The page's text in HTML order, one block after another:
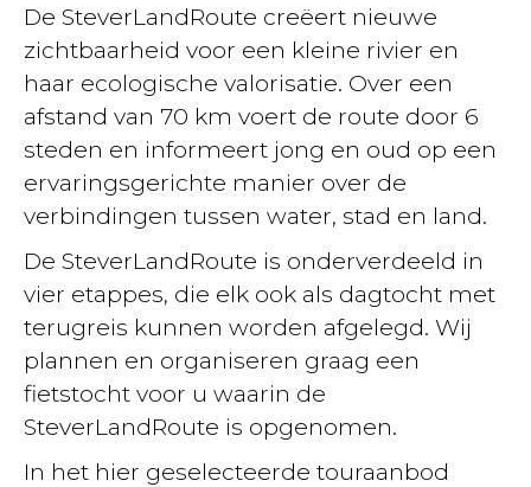
De SteverLandRoute creëert nieuwe
zichtbaarheid voor een kleine rivier en
haar ecologische valorisatie. Over een
afstand van 70 km voert de route door 6
steden en informeert jong en oud op een
ervaringsgerichte manier over de
verbindingen tussen water, stad en land.
De SteverLandRoute is onderverdeeld in
vier etappes, die elk ook als dagtocht met
terugreis kunnen worden afgelegd. Wij
plannen en organiseren graag een
fietstocht voor u waarin de
SteverLandRoute is opgenomen.
In het hier geselecteerde touraanbod